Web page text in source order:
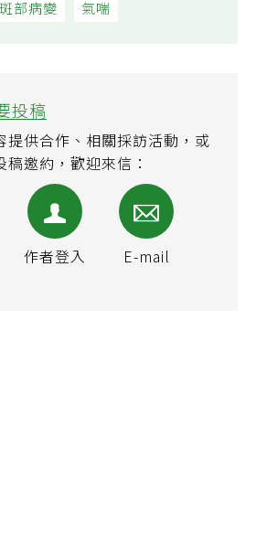
部病變
氣喘
投稿
提供合作、相關採訪活動，或
稿邀約，歡迎來信：
作者登入 E-mail